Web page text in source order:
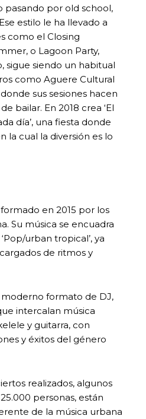
pasando por old school,
estilo le ha llevado a
como el Closing
o Lagoon Party,
sigue siendo un habitual
como Aguere Cultural
sus sesiones hacen
bailar. En 2018 crea ‘El
día’, una fiesta donde
la cual la diversión es lo
en 2015 por los
Su música se encuadra
urban tropical’, ya
de ritmos y
formato de DJ,
intercalan música
y guitarra, con
y éxitos del género
realizados, algunos
personas, están
de la música urbana